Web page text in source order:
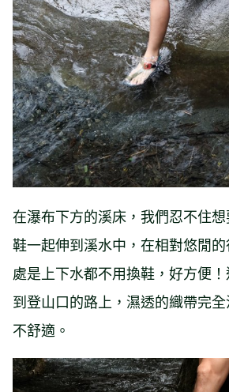
在瀑布下方的溪床，我們忍不住
鞋一起伸到溪水中，在相對悠閒
處是上下水都不用換鞋，好方便
到登山口的路上，濕透的織帶完
不舒適。